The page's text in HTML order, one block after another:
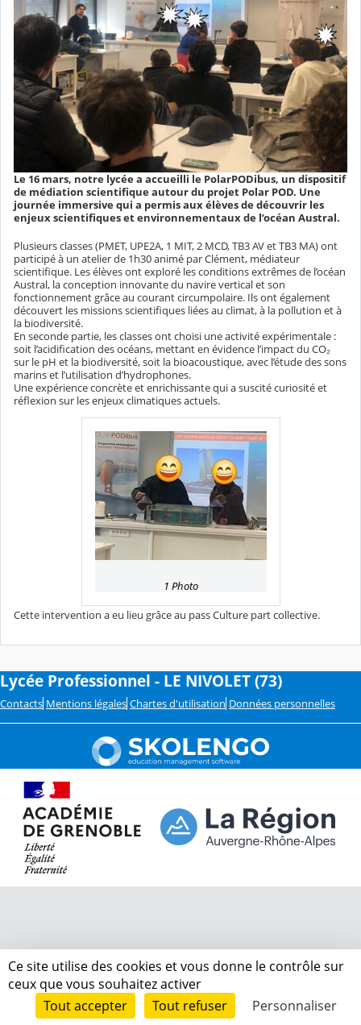
Le 16 mars, notre lycée a accueilli le PolarPODibus, un dispositif
de médiation scientifique autour du projet Polar POD. Une
journée immersive qui a permis aux élèves de découvrir les
enjeux scientifiques et environnementaux de l’océan Austral.
Plusieurs classes (PMET, UPE2A, 1 MIT, 2 MCD, TB3 AV et TB3 MA) ont
participé à un atelier de 1h30 animé par Clément, médiateur
scientifique. Les élèves ont exploré les conditions extrêmes de l’océan
Austral, la conception innovante du navire vertical et son
fonctionnement grâce au courant circumpolaire. Ils ont également
découvert les missions scientifiques liées au climat, à la pollution et à
la biodiversité.
En seconde partie, les classes ont choisi une activité expérimentale :
soit l’acidification des océans, mettant en évidence l’impact du CO₂
sur le pH et la biodiversité, soit la bioacoustique, avec l’étude des sons
marins et l’utilisation d’hydrophones.
Une expérience concrète et enrichissante qui a suscité curiosité et
réflexion sur les enjeux climatiques actuels.
1 Photo
Cette intervention a eu lieu grâce au pass Culture part collective.
Lycée Professionnel - LE NIVOLET (73)
Contacts Mentions légales Chartes d'utilisation Données personnelles
Ce site utilise des cookies et vous donne le contrôle sur
ceux que vous souhaitez activer
Tout accepter
Tout refuser Personnaliser